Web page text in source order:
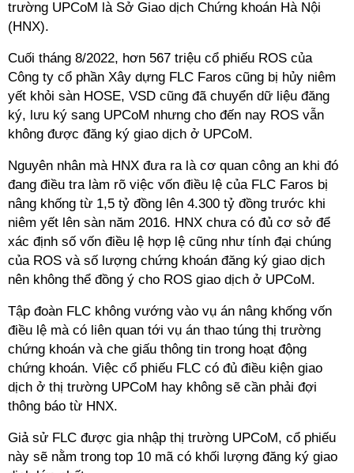
trường UPCoM là Sở Giao dịch Chứng khoán Hà Nội
(HNX).
Cuối tháng 8/2022, hơn 567 triệu cổ phiếu ROS của
Công ty cổ phần Xây dựng FLC Faros cũng bị hủy niêm
yết khỏi sàn HOSE, VSD cũng đã chuyển dữ liệu đăng
ký, lưu ký sang UPCoM nhưng cho đến nay ROS vẫn
không được đăng ký giao dịch ở UPCoM.
Nguyên nhân mà HNX đưa ra là cơ quan công an khi đó
đang điều tra làm rõ việc vốn điều lệ của FLC Faros bị
nâng khống từ 1,5 tỷ đồng lên 4.300 tỷ đồng trước khi
niêm yết lên sàn năm 2016. HNX chưa có đủ cơ sở để
xác định số vốn điều lệ hợp lệ cũng như tính đại chúng
của ROS và số lượng chứng khoán đăng ký giao dịch
nên không thể đồng ý cho ROS giao dịch ở UPCoM.
Tập đoàn FLC không vướng vào vụ án nâng khống vốn
điều lệ mà có liên quan tới vụ án thao túng thị trường
chứng khoán và che giấu thông tin trong hoạt động
chứng khoán. Việc cổ phiếu FLC có đủ điều kiện giao
dịch ở thị trường UPCoM hay không sẽ cần phải đợi
thông báo từ HNX.
Giả sử FLC được gia nhập thị trường UPCoM, cổ phiếu
này sẽ nằm trong top 10 mã có khối lượng đăng ký giao